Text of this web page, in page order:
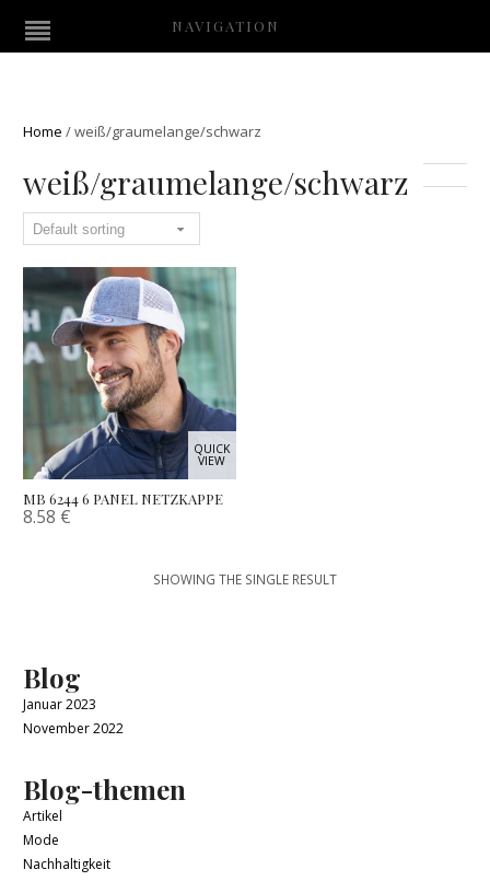
NAVIGATION
Home /weiß/graumelange/schwarz
weiß/graumelange/schwarz
QUICK
VIEW
MB 6244 6 PANEL NETZKAPPE
8.58 €
SHOWING THE SINGLE RESULT
Blog
Januar 2023
November 2022
Blog-themen
Artikel
Mode
Nachhaltigkeit